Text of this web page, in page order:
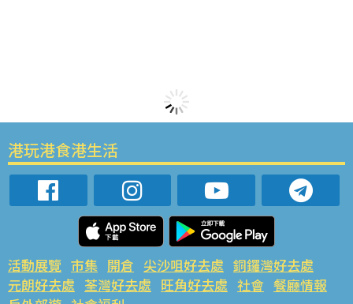
港玩港食港生活
活動展覽 市集 開倉 尖沙咀好去處 銅鑼灣好去處
元朗好去處 荃灣好去處 旺角好去處 社會 餐廳情報